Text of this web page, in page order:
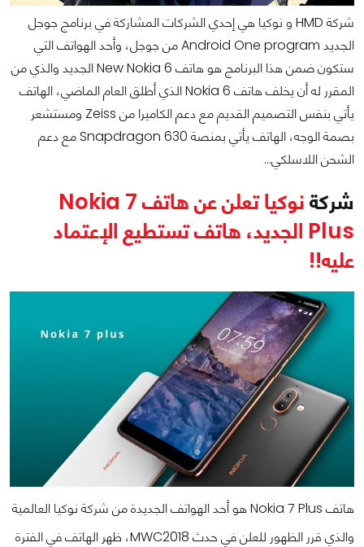
شركة HMD و نوكيا هي إحدي الشركات المشاركة في برنامج جوجل
الجديد Android One program من جوجل، وأحد الهواتف التي
ستكون ضمن هذا البرنامج هو هاتف New Nokia 6 الجديد والذي من
المقرر له أن يخلف هاتف Nokia 6 الذي أطلق العام الماضي، الهاتف
يأتي بنفس التصميم القديم مع دعم الكاميرا من Zeiss ومستشعر
بصمة الوجه، الهاتف يأتي بمنصة Snapdragon 630 مع دعم
الشحن اللاسلكي…
شركة
نوكيا تعلن عن هاتف Nokia 7
Plus الجديد، هاتف تستطيع الإعتماد
عليه!!
هاتف Nokia 7 Plus هو أحد الهواتف الجديدة من شركة نوكيا العالمية
والذي قرر الظهور للعلن في حدث MWC2018، ظهر الهاتف في الفترة